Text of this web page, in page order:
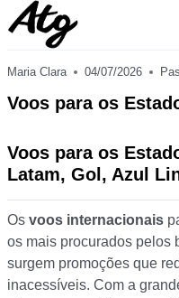
Skip
to
Maria Clara 04/07/2026
Voos para os
Voos para os
Latam, Gol, Azul
Os voos internacionais
os mais procurados pelos
surgem promoções que
inacessíveis. Com a